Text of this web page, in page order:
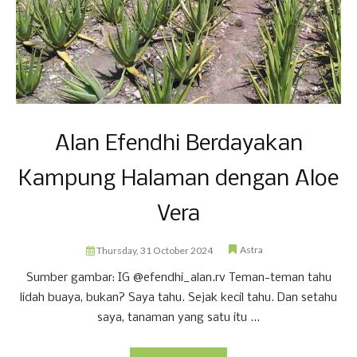
Alan Efendhi Berdayakan
Kampung Halaman dengan Aloe
Vera
Thursday, 31 October 2024 Astra
Sumber gambar: IG @efendhi_alan.rv Teman-teman tahu
lidah buaya, bukan? Saya tahu. Sejak kecil tahu. Dan setahu
saya, tanaman yang satu itu ...